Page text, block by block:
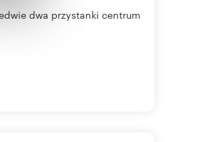
dwa przystanki centrum